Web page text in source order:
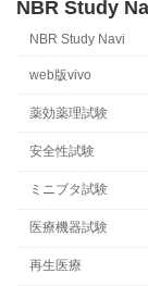
NBR Study
NBR Study Navi
web版vivo
薬効薬理試験
安全性試験
ミニブタ試験
医療機器試験
再生医療